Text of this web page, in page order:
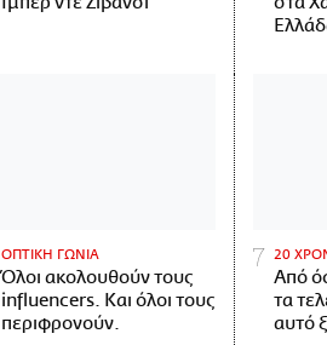
ΟΠΤΙΚΗ ΓΩΝΙΑ
Όλοι ακολουθούν τους
influencers. Και όλοι τους
περιφρονούν.
20
Από
τα
αυτό